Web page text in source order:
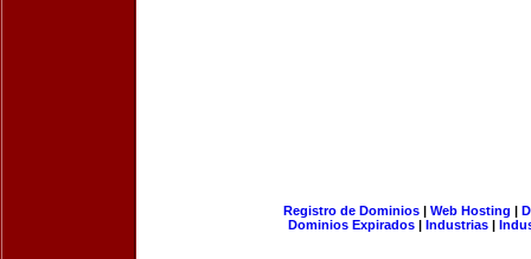
Registro de Dominios| Web Hosting |
Dominios Expirados | Industrias |